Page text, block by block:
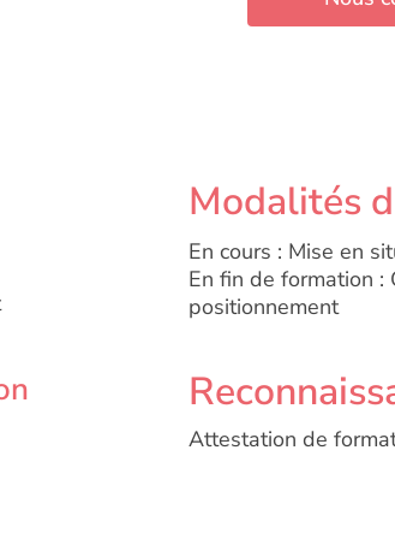
Modalités
En cours : Mise en
En fin de formation :
positionnement
Attestation de